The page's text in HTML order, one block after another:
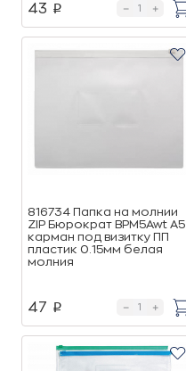
43 p
816734 Папка на молнии
ZIP Бюрократ BPM5Awt А5
карман под визитку ПП
пластик 0.15мм белая
молния
47 p